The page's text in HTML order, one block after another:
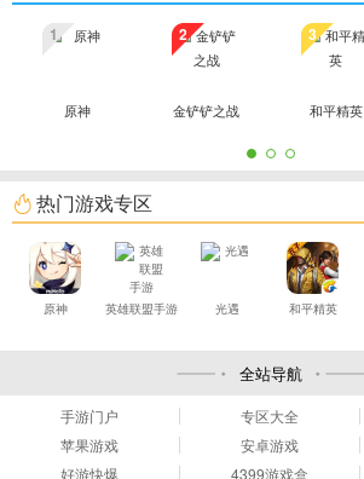
原神
1
金铲铲之战
2
和平精英
3
热门游戏专区
原神 英雄联盟手游 光遇 和平精英
全站导航
手游门户 专区大全
苹果游戏
安卓游戏
好游快爆
4399游戏盒